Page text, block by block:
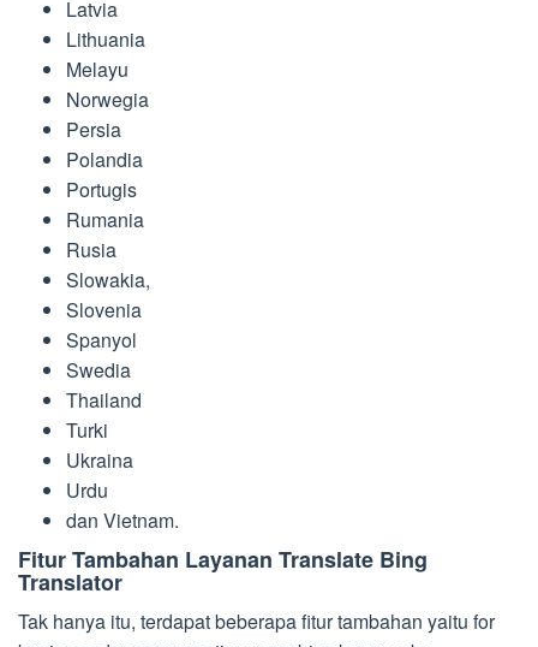
Latvia
Lithuania
Melayu
Norwegia
Persia
Polandia
Portugis
Rumania
Rusia
Slowakia,
Slovenia
Spanyol
Swedia
Thailand
Turki
Ukraina
Urdu
dan Vietnam.
Fitur Tambahan Layanan Translate Bing
Translator
Tak hanya itu, terdapat beberapa fitur tambahan yaitu for